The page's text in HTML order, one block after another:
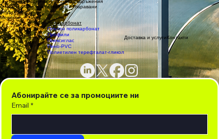
Плувни басейни и спортни съоръжения
Остъклени врати и тераси, паравани
Privacy Policy
Меню
НачалоПродукти
Поликарбонат
Плътен поликарбонат
Профили
Плексиглас
Пено-PVC
Полиетилен терефталат-гликол
Доставка и услугиКонтакти
Абонирайте се за промоциите ни
Email *